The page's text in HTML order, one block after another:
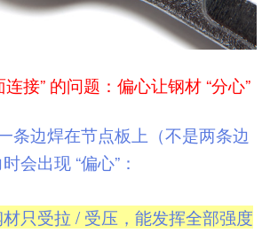
接” 的问题：偏心让钢材 “分心”
条边焊在节点板上（不是两条边
会出现 “偏心”：
只受拉 / 受压，能发挥全部强度